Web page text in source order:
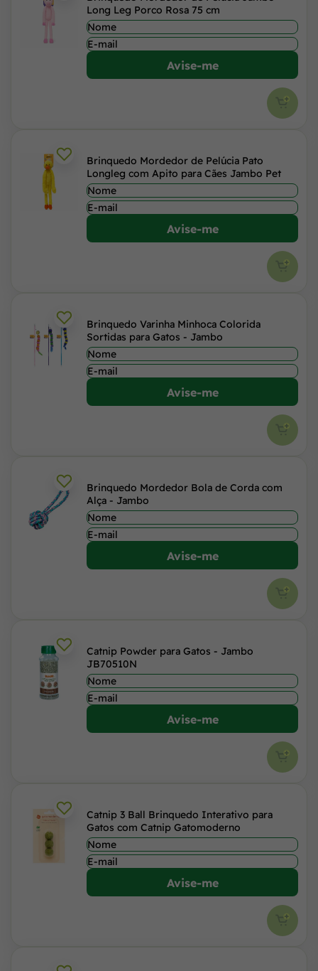
Long Leg Porco Rosa 75 cm
Avise-me
Brinquedo Mordedor de Pelúcia Pato
Longleg com Apito para Cães Jambo Pet
Avise-me
Brinquedo Varinha Minhoca Colorida
Sortidas para Gatos - Jambo
Avise-me
Brinquedo Mordedor Bola de Corda com
Alça - Jambo
Avise-me
Catnip Powder para Gatos - Jambo
JB70510N
Avise-me
Catnip 3 Ball Brinquedo Interativo para
Gatos com Catnip Gatomoderno
Avise-me